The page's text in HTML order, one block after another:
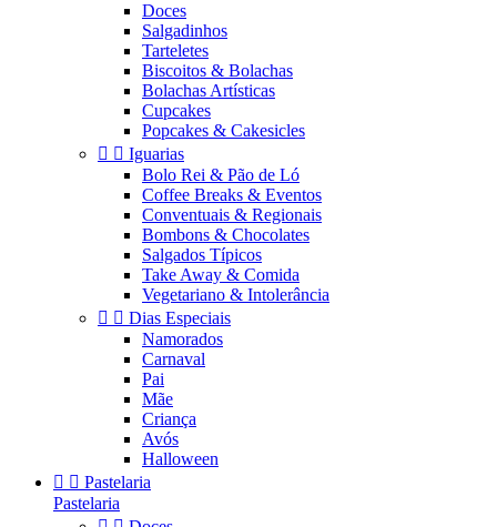
Doces
Salgadinhos
Tarteletes
Biscoitos & Bolachas
Bolachas Artísticas
Cupcakes
Popcakes & Cakesicles
  Iguarias
Bolo Rei & Pão de Ló
Coffee Breaks & Eventos
Conventuais & Regionais
Bombons & Chocolates
Salgados Típicos
Take Away & Comida
Vegetariano & Intolerância
  Dias Especiais
Namorados
Carnaval
Pai
Mãe
Criança
Avós
Halloween
  Pastelaria
Pastelaria